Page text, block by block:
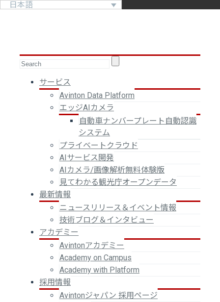
日本語
サービス
Avinton Data Platform
エッジAIカメラ
自動車ナンバープレート自動認識
システム
プライベートクラウド
AIサービス開発
AIカメラ/画像解析無料体験版
見てわかる観光庁オープンデータ
最新情報
ニュースリリース＆イベント情報
技術ブログ＆インタビュー
アカデミー
Avintonアカデミー
Academy on Campus
Academy with Platform
採用情報
Avintonジャパン 採用ページ